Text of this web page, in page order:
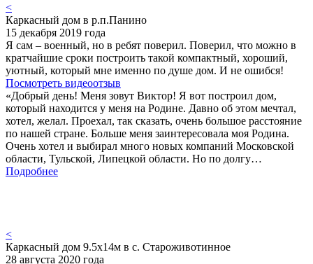
<
Каркасный дом в р.п.Панино
15 декабря 2019 года
Я сам – военный, но в ребят поверил. Поверил, что можно в
кратчайшие сроки построить такой компактный, хороший,
уютный, который мне именно по душе дом. И не ошибся!
Посмотреть видеоотзыв
«Добрый день! Меня зовут Виктор! Я вот построил дом,
который находится у меня на Родине. Давно об этом мечтал,
хотел, желал. Проехал, так сказать, очень большое расстояние
по нашей стране. Больше меня заинтересовала моя Родина.
Очень хотел и выбирал много новых компаний Московской
области, Тульской, Липецкой области. Но по долгу…
Подробнее
<
Каркасный дом 9.5х14м в с. Староживотинное
28 августа 2020 года